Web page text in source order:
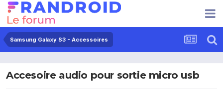
Samsung Galaxy S3 - Accessoires
Accesoire audio pour sortie micro usb